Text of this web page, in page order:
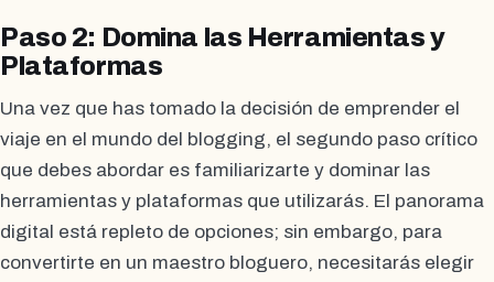
Paso 2: Domina las Herramientas y
Plataformas
Una vez que has tomado la decisión de emprender el
viaje en el mundo del blogging, el segundo paso crítico
que debes abordar es familiarizarte y dominar las
herramientas y plataformas que utilizarás. El panorama
digital está repleto de opciones; sin embargo, para
convertirte en un maestro bloguero, necesitarás elegir